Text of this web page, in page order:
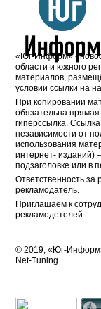
«Юг-Информ» -
области и южного
материалов,
условии ссылки на
При копировании
обязательна
гиперссылка.
независимости от
использования
интернет- изданий)
подзаголовке или в
Ответственность
рекламодатель.
Приглашаем к
рекламодетелей.
© 2019, «Юг-
Net-Tuning